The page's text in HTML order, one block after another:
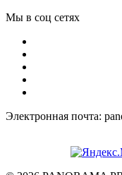
Мы в соц сетях
Электронная почта: